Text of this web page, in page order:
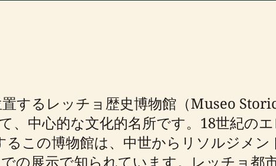
するレッチョ歴史博物館（Museo
、中心的な文化的名所です。18世紀の
この博物館は、中世からリソルジメ
の展示で知られています。レッチョ都